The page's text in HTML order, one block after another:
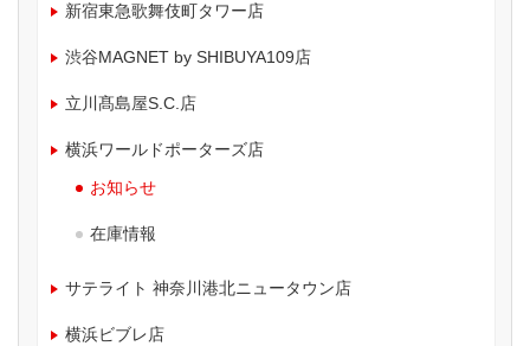
新宿東急歌舞伎町タワー店
渋谷MAGNET by SHIBUYA109店
立川髙島屋S.C.店
横浜ワールドポーターズ店
お知らせ
在庫情報
サテライト 神奈川港北ニュータウン店
横浜ビブレ店